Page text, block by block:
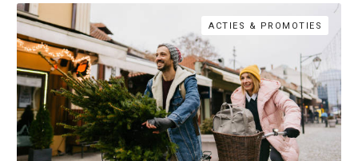
ACTIES & PROMOTIES